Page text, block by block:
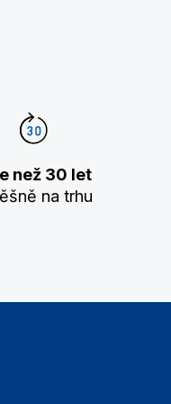
než 30 let
na trhu